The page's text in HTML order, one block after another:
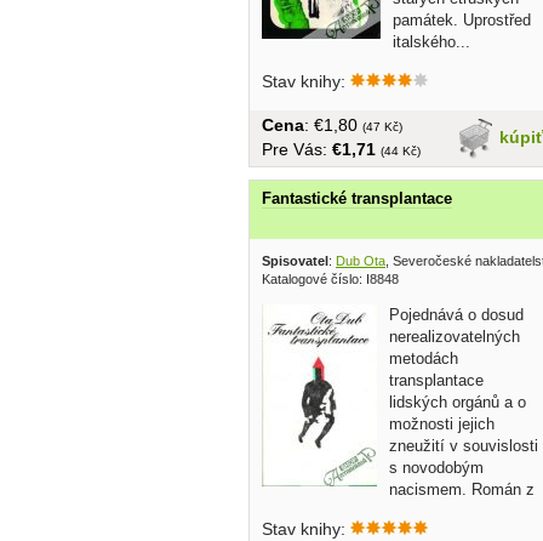
památek. Uprostřed
italského...
Stav knihy:
kúpiť
Cena: €1,80 (47 Kč)
Pre Vás: €1,71 (44 Kč)
Fantastické transplantace
Spisovatel: Dub Ota , Severočeské
Katalogové číslo: I8848
Pojednává o dosud
nerealizovatelných
metodách
transplantace
lidských orgánů a o
možnosti jejich
zneužití v souvislosti
s novodobým
nacismem. Román z
Stav knihy: